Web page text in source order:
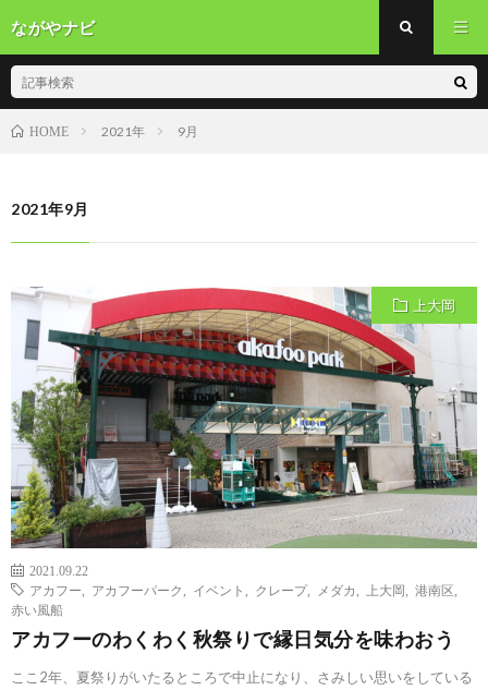
ながやナビ
HOME 2021年 9月
2021年9月
上大岡
2021.09.22
アカフー
アカフーパーク イベント クレープ, メダカ 上大岡 港南区
赤い風船
アカフーのわくわく秋祭りで縁日気分を味わおう
ここ2年、夏祭りがいたるところで中止になり、さみしい思いをしている